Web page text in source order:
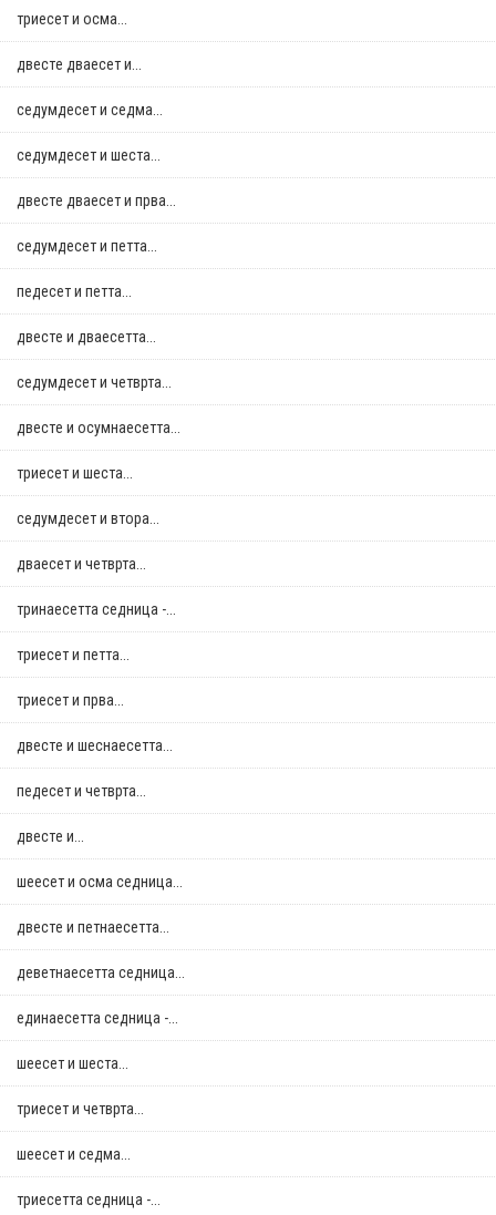
триесет и осма...
двестe дваесет и...
седумдесет и седма...
седумдесет и шеста...
двестe дваесет и прва...
седумдесет и петта...
педесет и петта...
двестe и дваесетта...
седумдесет и четврта...
двестe и осумнaесетта...
триесет и шеста...
седумдесет и втора...
дваесет и четврта...
тринаесетта седница -...
триесет и петта...
триесет и прва...
двестe и шеснаесетта...
педесет и четврта...
двестe и...
шеесет и осма седница...
двестe и петнаесетта...
деветнаесетта седница...
единаесетта седница -...
шеесет и шеста...
триесет и четврта...
шеесет и седма...
триесетта седница -...